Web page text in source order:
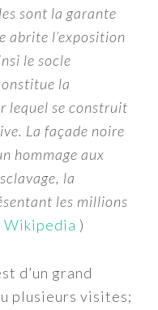
sont la garante
abrite l’exposition
le socle
la
lequel se construit
La façade noire
hommage aux
la
les millions
Wikipedia )
d’un grand
plusieurs visites;